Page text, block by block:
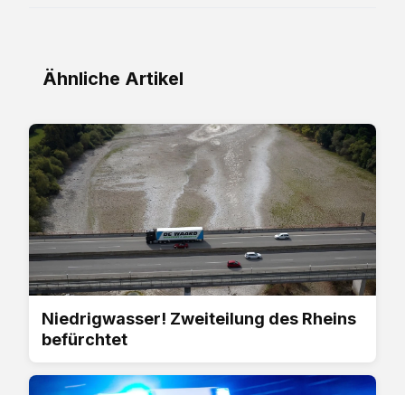
Ähnliche Artikel
Niedrigwasser! Zweiteilung des Rheins
befürchtet